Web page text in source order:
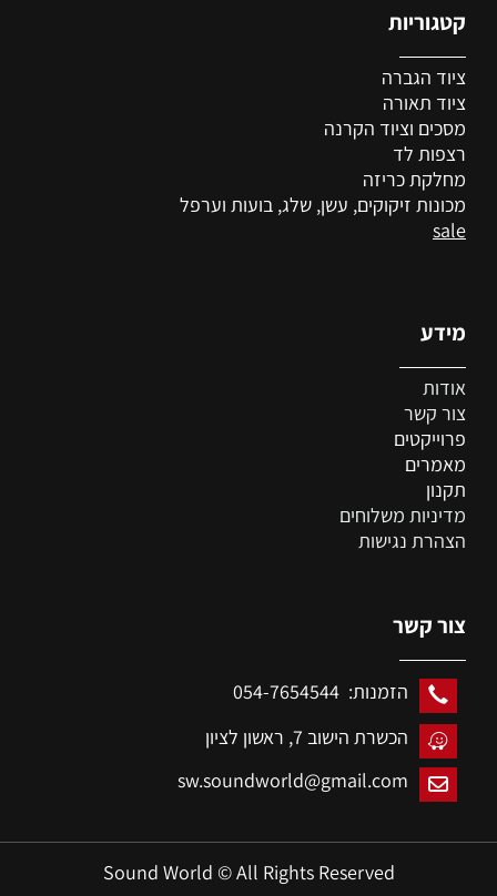
קטגוריות
ציוד הגברה
ציוד תאורה
מסכים וציוד הקרנה
רצפות לד
מחלקת כריזה
מכונות זיקוקים, עשן, שלג, בועות וערפל
sale
מידע
אודות
צור קשר
פרוייקטים
מאמרים
תקנון
מדיניות משלוחים
הצהרת נגישות
צור קשר
הזמנות: 054-7654544
הכשרת הישוב 7,
ראשון לציון
sw.soundworld@gmail.com
Sound World © All Rights Reserved